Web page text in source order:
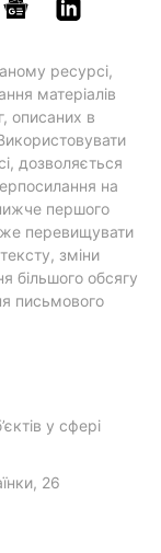
ресурсі,
матеріалів
описаних в
дозволяється
на
першого
перевищувати
зміни
більшого обсягу
письмового
у сфері
26